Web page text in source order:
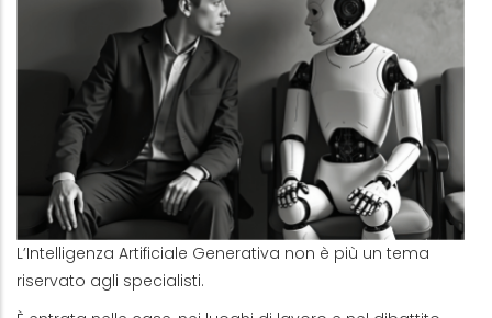
L’Intelligenza Artificiale Generativa non è più un tema
riservato agli specialisti.